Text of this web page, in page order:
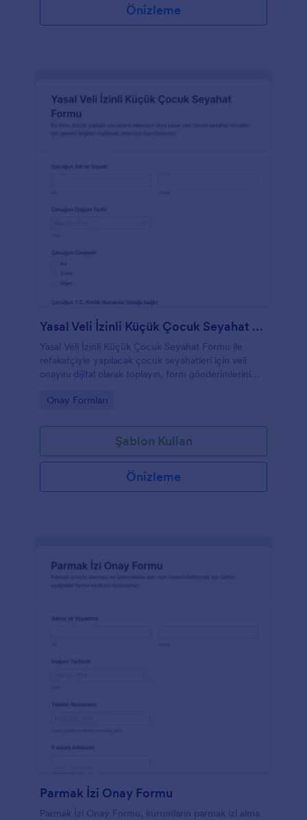
Önizleme
Yasal Veli İzinli Küçük Çocuk Seyahat Formu
Yasal Veli İzinli Küçük Çocuk Seyahat Formu ile
refakatçiyle yapılacak çocuk seyahatleri için veli
onayını dijital olarak toplayın, form gönderimlerini
hızlandırın.
Go to Category:
Onay Formları
Şablon Kullan
Önizleme
Parmak İzi Onay Formu
Parmak İzi Onay Formu, kurumların parmak izi alma